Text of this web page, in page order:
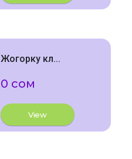
Жогорку кл...
0 сом
View